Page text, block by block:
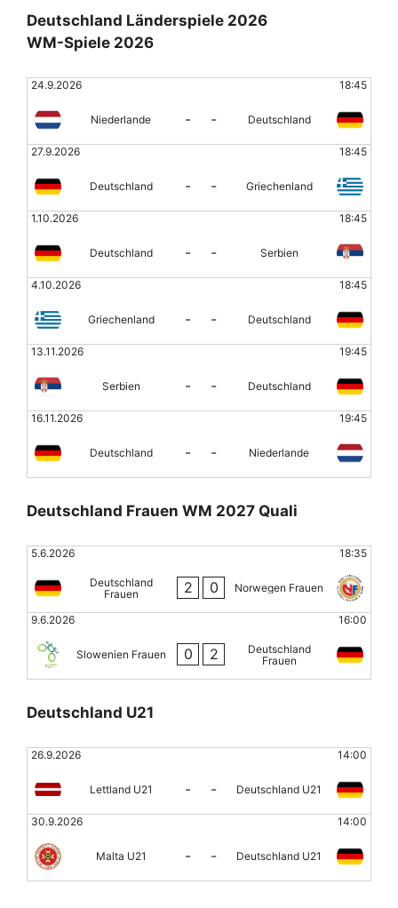
Deutschland Länderspiele 2026
WM-Spiele 2026
24.9.2026 18:45
Niederlande - - Deutschland
27.9.2026 18:45
Deutschland - - Griechenland
1.10.2026 18:45
Deutschland - - Serbien
4.10.2026 18:45
Griechenland - - Deutschland
13.11.2026 19:45
Serbien - - Deutschland
16.11.2026 19:45
Deutschland - - Niederlande
Deutschland Frauen WM 2027 Quali
5.6.2026 18:35
Deutschland
Frauen
2 0 Norwegen Frauen
9.6.2026 16:00
Slowenien Frauen 0 2
Deutschland
Frauen
Deutschland U21
26.9.2026 14:00
Lettland U21 - - Deutschland U21
30.9.2026 14:00
Malta U21 - - Deutschland U21